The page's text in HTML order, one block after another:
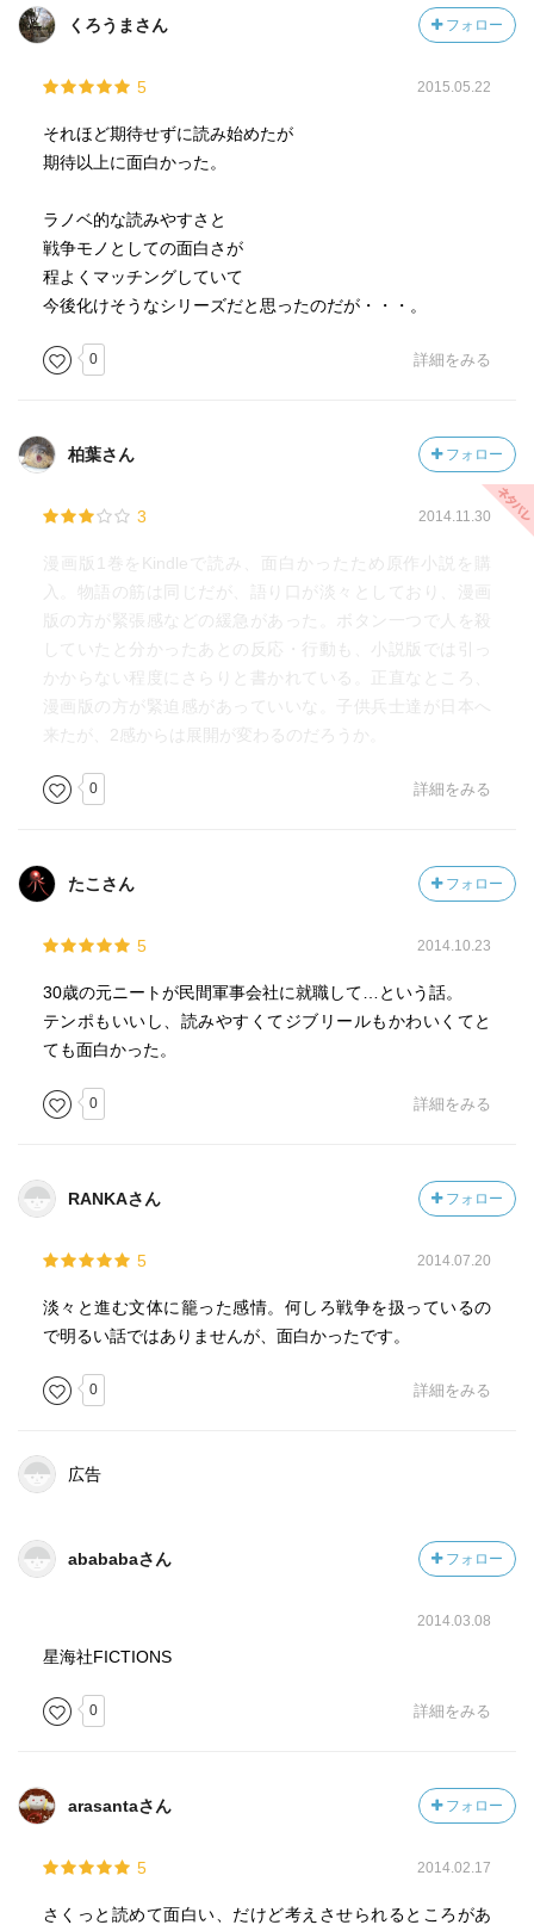
くろうまさん フォロー
5 2015.05.22
それほど期待せずに読み始めたが
期待以上に面白かった。
ラノベ的な読みやすさと
戦争モノとしての面白さが
程よくマッチングしていて
今後化けそうなシリーズだと思ったのだが・・・。
0 詳細をみる
柏葉さん フォロー
3 2014.11.30
漫画版1巻をKindleで読み、面白かったため原作小説を購
入。物語の筋は同じだが、語り口が淡々としており、漫画
版の方が緊張感などの緩急があった。ボタン一つで人を殺
していたと分かったあとの反応・行動も、小説版では引っ
かからない程度にさらりと書かれている。正直なところ、
漫画版の方が緊迫感があっていいな。子供兵士達が日本へ
来たが、2感からは展開が変わるのだろうか。
0 詳細をみる
たこさん フォロー
5 2014.10.23
30歳の元ニートが民間軍事会社に就職して…という話。
テンポもいいし、読みやすくてジブリールもかわいくてと
ても面白かった。
0 詳細をみる
RANKAさん フォロー
5 2014.07.20
淡々と進む文体に籠った感情。何しろ戦争を扱っているの
で明るい話ではありませんが、面白かったです。
0 詳細をみる
広告
abababaさん フォロー
2014.03.08
星海社FICTIONS
0 詳細をみる
arasantaさん フォロー
5 2014.02.17
さくっと読めて面白い、だけど考えさせられるところがあ